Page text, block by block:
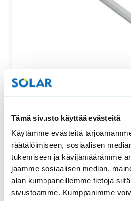
Tämä sivusto käyttää evästeitä
Käytämme evästeitä
räätälöimiseen, sosiaalisen
tukemiseen ja kävijämäärämme
jaamme sosiaalisen median,
alan kumppaneillemme tietoja
sivustoamme. Kumppanimme
Säätötanko ylhäältä ja
vekkikaihtimeen
Tämä säätötanko sopii uralliseen
säädettävään vekkikaihtimeen.
52,00€